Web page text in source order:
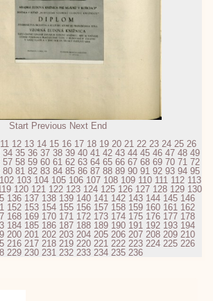
Start Previous Next End
11 12 13 14 15 16 17 18 19 20 21 22 23 24 25 26
34 35 36 37 38 39 40 41 42 43 44 45 46 47 48 49
57 58 59 60 61 62 63 64 65 66 67 68 69 70 71 72
80 81 82 83 84 85 86 87 88 89 90 91 92 93 94 95
102 103 104 105 106 107 108 109 110 111 112 113
120 121 122 123 124 125 126 127 128 129 130
136 137 138 139 140 141 142 143 144 145 146
152 153 154 155 156 157 158 159 160 161 162
168 169 170 171 172 173 174 175 176 177 178
184 185 186 187 188 189 190 191 192 193 194
200 201 202 203 204 205 206 207 208 209 210
216 217 218 219 220 221 222 223 224 225 226
229 230 231 232 233 234 235 236